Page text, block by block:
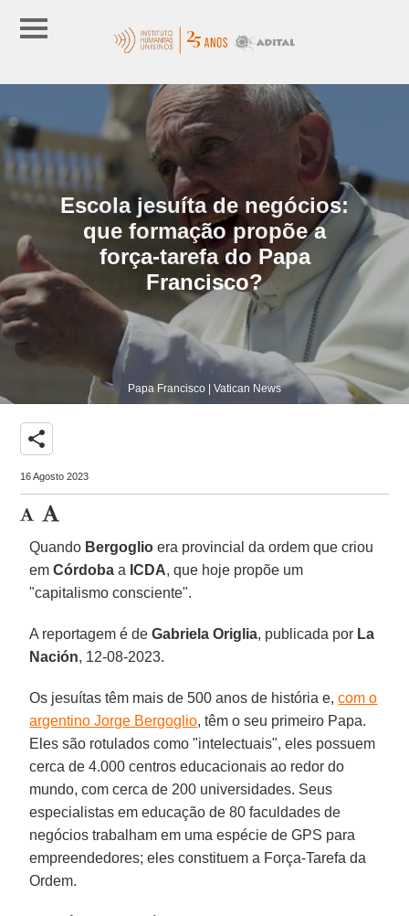
Escola jesuíta de negócios:
que formação propõe a
força-tarefa do Papa
Francisco?
Papa Francisco | Vatican News
share
16 Agosto 2023
Quando Bergoglio era provincial da ordem que criou
emCórdoba a ICDA, que hoje propõe um
"capitalismo consciente".
A reportagem é deGabriela Origlia, publicada por La
Nación, 12-08-2023.
Os jesuítas têm mais de 500 anos de história e,com o
argentino Jorge Bergoglio, têm o seu primeiro Papa.
Eles são rotulados como "intelectuais", eles possuem
cerca de 4.000 centros educacionais ao redor do
mundo, com cerca de 200 universidades. Seus
especialistas em educação de 80 faculdades de
negócios trabalham em uma espécie de GPS para
empreendedores; eles constituem a Força-Tarefa da
Ordem.